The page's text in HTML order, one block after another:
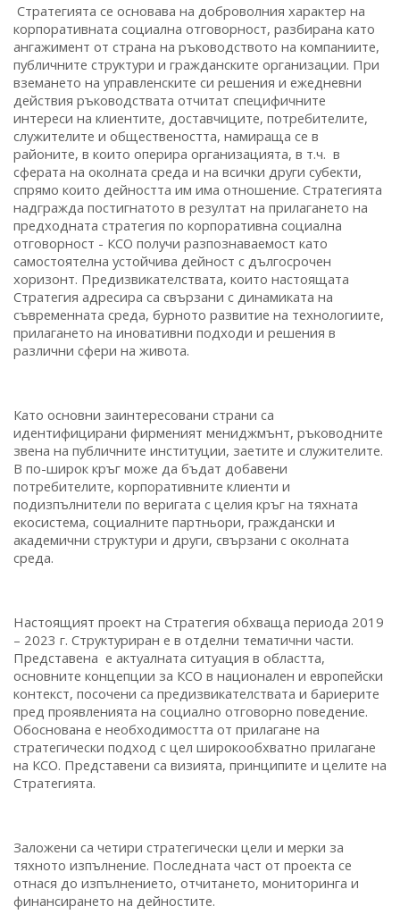
Стратегията се основава на доброволния характер на
корпоративната социална отговорност, разбирана като
ангажимент от страна на ръководството на компаниите,
публичните структури и гражданските организации. При
вземането на управленските си решения и ежедневни
действия ръководствата отчитат специфичните
интереси на клиентите, доставчиците, потребителите,
служителите и обществеността, намираща се в
районите, в които оперира организацията, в т.ч. в
сферата на околната среда и на всички други субекти,
спрямо които дейността им има отношение. Стратегията
надгражда постигнатото в резултат на прилагането на
предходната стратегия по корпоративна социална
отговорност - КСО получи разпознаваемост като
самостоятелна устойчива дейност с дългосрочен
хоризонт. Предизвикателствата, които настоящата
Стратегия адресира са свързани с динамиката на
съвременната среда, бурното развитие на технологиите,
прилагането на иновативни подходи и решения в
различни сфери на живота.
Като основни заинтересовани страни са
идентифицирани фирменият мениджмънт, ръководните
звена на публичните институции, заетите и служителите.
В по-широк кръг може да бъдат добавени
потребителите, корпоративните клиенти и
подизпълнители по веригата с целия кръг на тяхната
екосистема, социалните партньори, граждански и
академични структури и други, свързани с околната
среда.
Настоящият проект на Стратегия обхваща периода 2019
– 2023 г. Структуриран е в отделни тематични части.
Представена е актуалната ситуация в областта,
основните концепции за КСО в национален и европейски
контекст, посочени са предизвикателствата и бариерите
пред проявленията на социално отговорно поведение.
Обоснована е необходимостта от прилагане на
стратегически подход с цел широкообхватно прилагане
на КСО. Представени са визията, принципите и целите на
Стратегията.
Заложени са четири стратегически цели и мерки за
тяхното изпълнение. Последната част от проекта се
отнася до изпълнението, отчитането, мониторинга и
финансирането на дейностите.